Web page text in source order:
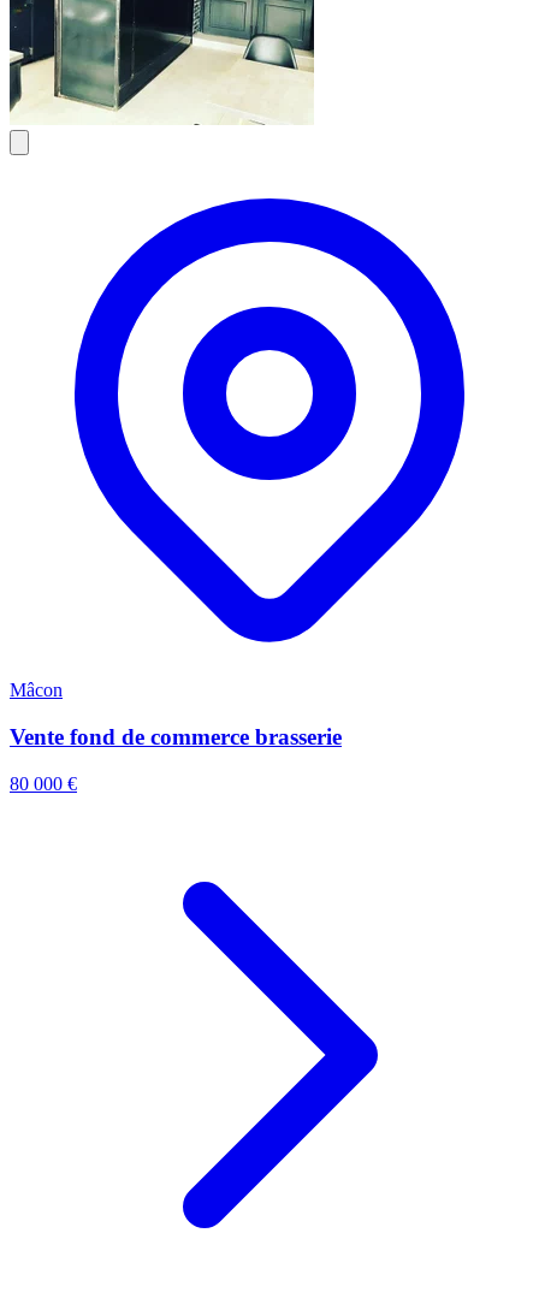
Mâcon
Vente fond de commerce brasserie
80 000 €